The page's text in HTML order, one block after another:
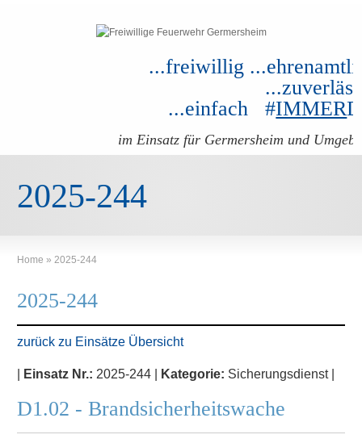
...freiwillig
...einfach #IMMER
im Einsatz für Germersheim und
2025-244
Home » 2025-244
2025-244
zurück zu Einsätze Übersicht
Einsatz Nr.: 2025-244 | Kategorie: Sicherungsdienst |
D1.02 - Brandsicherheitswache